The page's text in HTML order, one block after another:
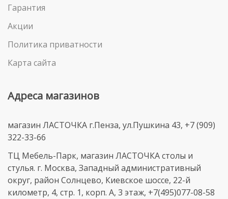
Гарантия
Акции
Политика приватности
Карта сайта
Адреса магазинов
магазин ЛАСТОЧКА г.Пенза, ул.Пушкина 43, +7 (909)
322-33-66
ТЦ Мебель-Парк, магазин ЛАСТОЧКА столы и
стулья. г. Москва, Западный административный
округ, район Солнцево, Киевское шоссе, 22-й
километр, 4, стр. 1, корп. А, 3 этаж, +7(495)077-08-58